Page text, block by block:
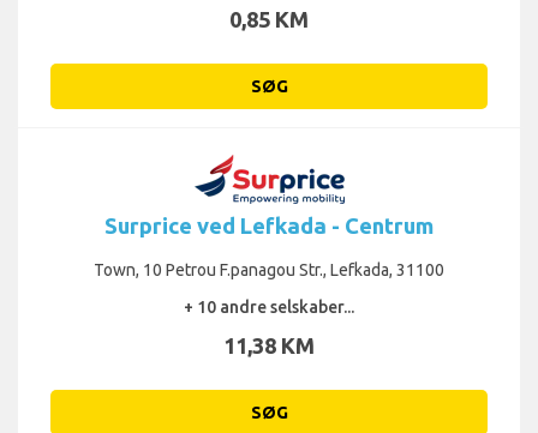
0,85 KM
SØG
Surprice ved Lefkada - Centrum
Town, 10 Petrou F.panagou Str., Lefkada, 31100
+ 10 andre selskaber...
11,38 KM
SØG